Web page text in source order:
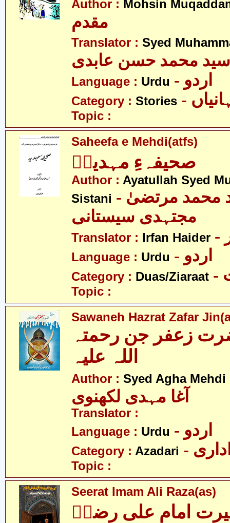
Author : Mohsin
مقدم
Translator : Syed
سید محمد حسن عابدی
Language : Urdu - اردو
Category : Stories
Topic :
Saheefa e Mehdi(atfs)
صحیفہءِ مہدیہؑ
Author : Ayatullah Syed
Sistani - آیت اللہ سید محمد مرتضیٰ
مجتہدی سیستانی
Translator : Irfan Haider
Language : Urdu - اردو
Category : Duas/Ziaraat
Topic :
Sawaneh Hazrat Zafar
زعفر جن رحمتہ
اللہ علیہ
Author : Syed Agha
آغا مہدی لکھنوی
Translator :
Language : Urdu - اردو
Category : Azadari
Topic :
Seerat Imam Ali Raza(as)
امام علی رضاؑ